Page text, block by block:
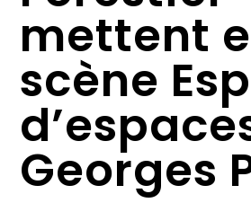
mettent
scène
Georges